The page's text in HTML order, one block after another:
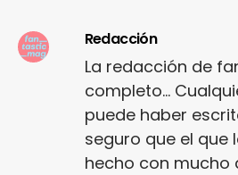
Redacción
La redacción de
completo...
puede haber
seguro que el que
hecho con mucho